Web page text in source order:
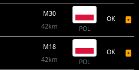
M30
42km
POL
OK
M18
42km
POL
OK